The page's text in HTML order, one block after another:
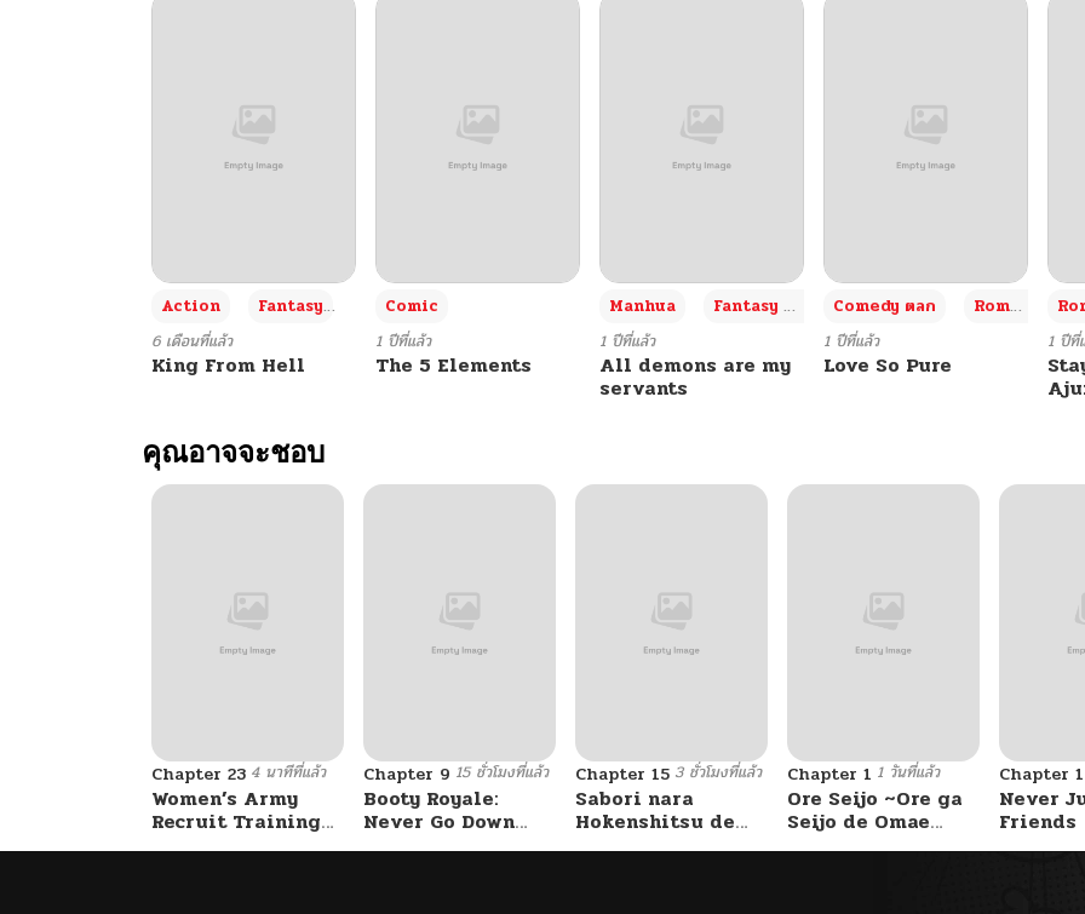
Action Fantasy
6 เดือนที่แล้ว
King From Hell
Comic
1 ปีที่แล้ว
The 5 Elements
Manhua Fantasy แฟนตาซี +3
1 ปีที่แล้ว
All demons are my
servants
Comedy ตลก
Romance โรแมนซ์
1 ปีที่แล้ว
Love So Pure
1 ปีที่
คุณอาจจะชอบ
Chapter 23 4 นาทีที่แล้ว
Women’s Army
Recruit Training
Center
Chapter 9 15 ชั่วโมงที่แล้ว
Booty Royale:
Never Go Down
Without A Fight!
Chapter 15 3 ชั่วโมงที่แล้ว
Sabori nara
Hokenshitsu de
Douzo?
Chapter 1 1 วันที่แล้ว
Ore Seijo ~Ore ga
Seijo de Omae
Akuyaku Reijou
Chapter
Never
Friends